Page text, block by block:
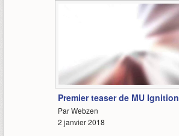
Premier teaser de MU Ignition
Par Webzen
2 janvier 2018